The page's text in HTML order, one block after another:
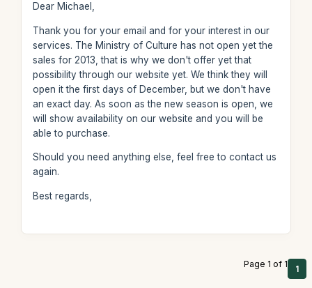
Dear Michael,
Thank you for your email and for your interest in our
services. The Ministry of Culture has not open yet the
sales for 2013, that is why we don't offer yet that
possibility through our website yet. We think they will
open it the first days of December, but we don't have
an exact day. As soon as the new season is open, we
will show availability on our website and you will be
able to purchase.
Should you need anything else, feel free to contact us
again.
Best regards,
Page 1 of 1 1